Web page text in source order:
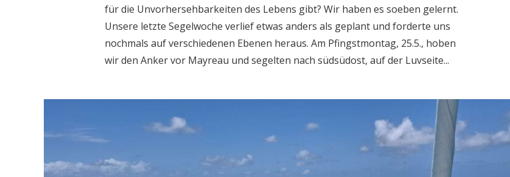
für die Unvorhersehbarkeiten des Lebens gibt? Wir haben es soeben gelernt.
Unsere letzte Segelwoche verlief etwas anders als geplant und forderte uns
nochmals auf verschiedenen Ebenen heraus. Am Pfingstmontag, 25.5., hoben
wir den Anker vor Mayreau und segelten nach südsüdost, auf der Luvseite...